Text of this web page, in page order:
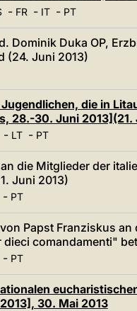
- FR- IT- PT
Dominik Duka OP,
(24. Juni 2013)
die in
28.-30. Juni 2013](21.
LT- PT
die Mitglieder der
Juni 2013)
PT
Papst Franziskus
dieci comandamenti"
PT
30. Mai 2013